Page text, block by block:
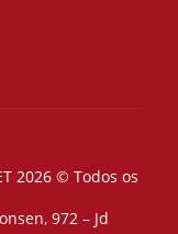
2026 © Todos os
972 – Jd